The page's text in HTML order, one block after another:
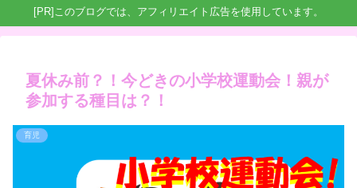
[PR]このブログでは、アフィリエイト広告を使用しています。
夏休み前？！今どきの小学校運動会！親が
参加する種目は？！
育児